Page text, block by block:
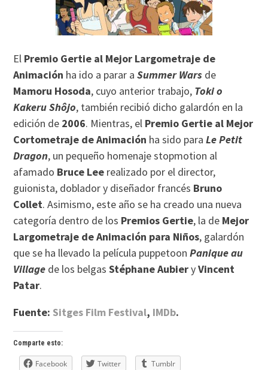
El Premio Gertie al Mejor Largometraje de
Animación ha ido a parar aSummer Wars de
Mamoru Hosoda, cuyo anterior trabajo, Toki o
Kakeru Shôjo, también recibió dicho galardón en la
edición de 2006. Mientras, el Premio Gertie al Mejor
Cortometraje de Animación ha sido paraLe Petit
Dragon, un pequeño homenaje stopmotion al
afamado Bruce Lee realizado por el director,
guionista, doblador y diseñador francés Bruno
Collet. Asimismo, este año se ha creado una nueva
categoría dentro de los Premios Gertie, la de Mejor
Largometraje de Animación para Niños, galardón
que se ha llevado la película puppetoonPanique au
Village de los belgasStéphane AubieryVincent
Patar.
Fuente: Sitges Film Festival, IMDb.
Comparte esto:
Facebook Twitter Tumblr